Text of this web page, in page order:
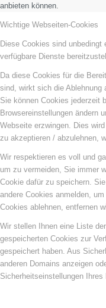
anbieten können.
Wichtige Webseiten-Cookies
Diese Cookies sind unbedingt
verfügbare Dienste
Da diese Cookies für die
sind, wirkt sich die Ablehnung
Sie können Cookies jederzeit
Browsereinstellungen ändern
Webseite erzwingen. Dies
zu akzeptieren / abzulehnen,
Wir respektieren es voll und
um zu vermeiden, Sie immer
Cookie dafür zu speichern.
andere Cookies anmelden,
Cookies ablehnen, entfernen
Wir stellen Ihnen eine Liste
gespeicherten Cookies zur
gespeichert haben. Aus
anderen Domains anzeigen
Sicherheitseinstellungen Ihres